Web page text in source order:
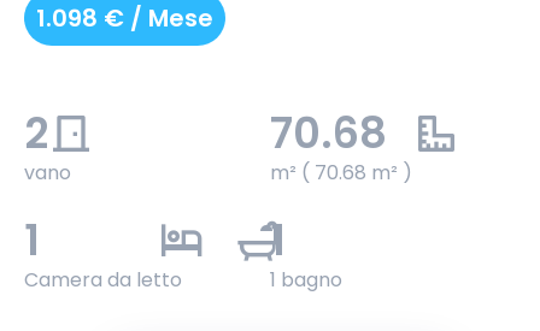
1.098 € / Mese
2
vano
70.68
m² ( 70.68 m² )
1
Camera da letto
1
1 bagno